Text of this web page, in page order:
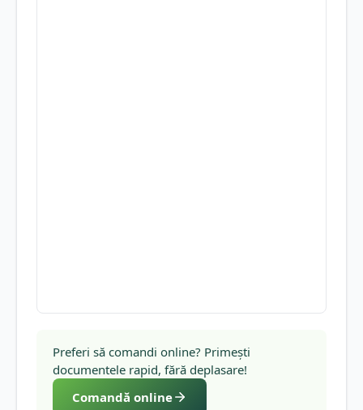
Preferi să comandi online? Primești
documentele rapid, fără deplasare!
Comandă online